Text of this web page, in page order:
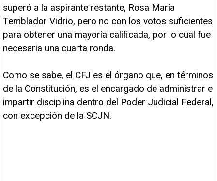
superó a la aspirante restante, Rosa María
Temblador Vidrio, pero no con los votos suficientes
para obtener una mayoría calificada, por lo cual fue
necesaria una cuarta ronda.
Como se sabe, el CFJ es el órgano que, en términos
de la Constitución, es el encargado de administrar e
impartir disciplina dentro del Poder Judicial Federal,
con excepción de la SCJN.